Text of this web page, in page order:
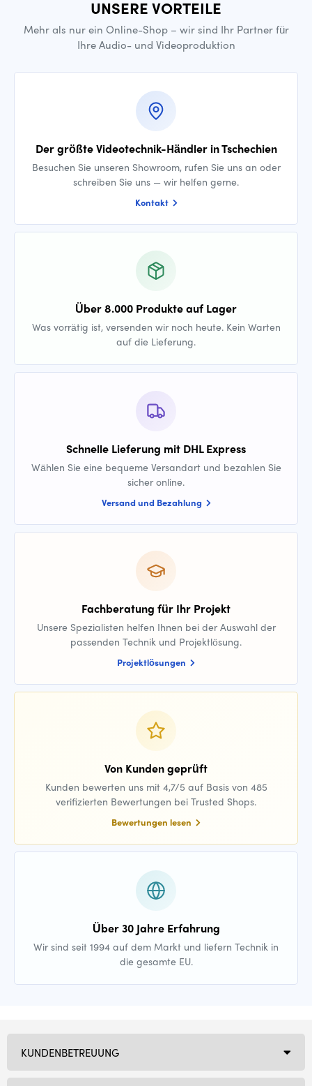
UNSERE VORTEILE
Mehr als nur ein Online-Shop – wir sind Ihr Partner für
Ihre Audio- und Videoproduktion
Der größte Videotechnik-Händler in Tschechien
Besuchen Sie unseren Showroom, rufen Sie uns an oder
schreiben Sie uns — wir helfen gerne.
Kontakt
Über 8.000 Produkte auf Lager
Was vorrätig ist, versenden wir noch heute. Kein Warten
auf die Lieferung.
Schnelle Lieferung mit DHL Express
Wählen Sie eine bequeme Versandart und bezahlen Sie
sicher online.
Versand und Bezahlung
Fachberatung für Ihr Projekt
Unsere Spezialisten helfen Ihnen bei der Auswahl der
passenden Technik und Projektlösung.
Projektlösungen
Von Kunden geprüft
Kunden bewerten uns mit 4,7/5 auf Basis von 485
verifizierten Bewertungen bei Trusted Shops.
Bewertungen lesen
Über 30 Jahre Erfahrung
Wir sind seit 1994 auf dem Markt und liefern Technik in
die gesamte EU.
KUNDENBETREUUNG